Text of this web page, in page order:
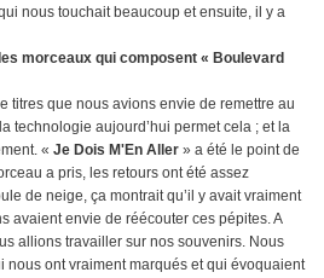
nous touchait beaucoup et ensuite, il y a
morceaux qui composent « Boulevard
titres que nous avions envie de remettre au
technologie aujourd’hui permet cela ; et la
« Je Dois M'En Aller » a été le point de
a pris, les retours ont été assez
de neige, ça montrait qu’il y avait vraiment
avaient envie de réécouter ces pépites. A
allions travailler sur nos souvenirs. Nous
nous ont vraiment marqués et qui évoquaient